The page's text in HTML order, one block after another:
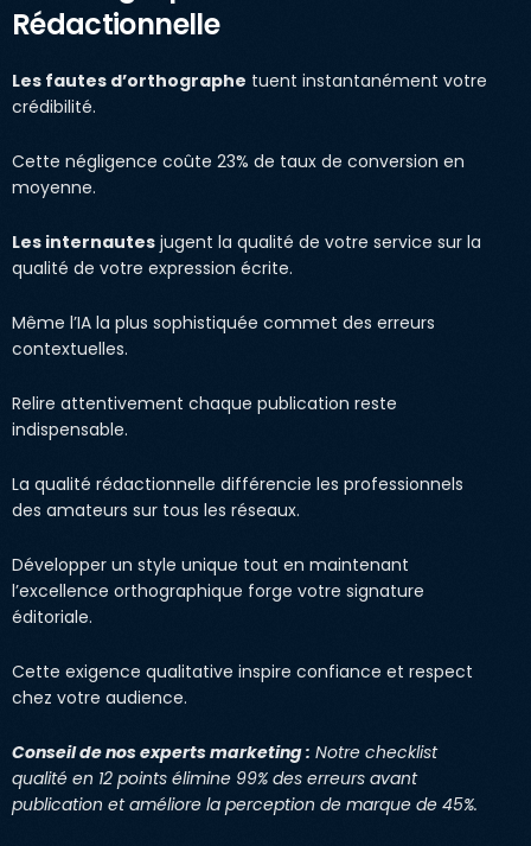
Rédactionnelle
Les fautes d’orthographe tuent instantanément votre
crédibilité.
Cette négligence coûte 23% de taux de conversion en
moyenne.
Les internautes jugent la qualité de votre service sur la
qualité de votre expression écrite.
Même l’IA la plus sophistiquée commet des erreurs
contextuelles.
Relire attentivement chaque publication reste
indispensable.
La qualité rédactionnelle différencie les professionnels
des amateurs sur tous les réseaux.
Développer un style unique tout en maintenant
l’excellence orthographique forge votre signature
éditoriale.
Cette exigence qualitative inspire confiance et respect
chez votre audience.
Conseil de nos experts marketing : Notre checklist
qualité en 12 points élimine 99% des erreurs avant
publication et améliore la perception de marque de 45%.